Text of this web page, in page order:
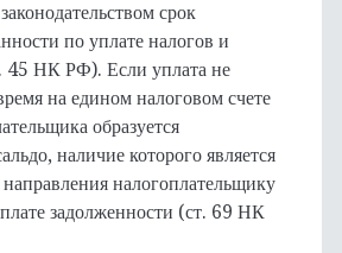
срок
по уплате налогов и
45 НК РФ). Если уплата не
на едином налоговом счете
образуется
наличие которого является
налогоплательщику
задолженности (ст. 69 НК